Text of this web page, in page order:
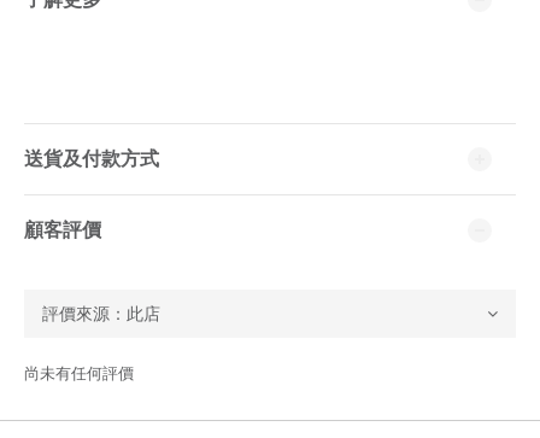
送貨及付款方式
顧客評價
尚未有任何評價